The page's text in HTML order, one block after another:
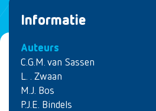
Informatie
Auteurs
C.G.M. van Sassen
L. . Zwaan
M.J. Bos
P.J.E. Bindels